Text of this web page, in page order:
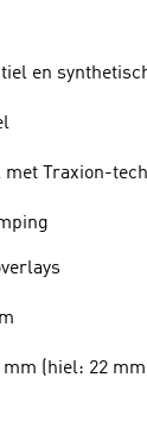
en
met Traxion-
(hiel: 22